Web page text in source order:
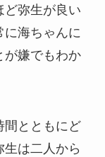
ど弥生が良い
に海ちゃんに
が嫌でもわか
間とともにど
は二人から